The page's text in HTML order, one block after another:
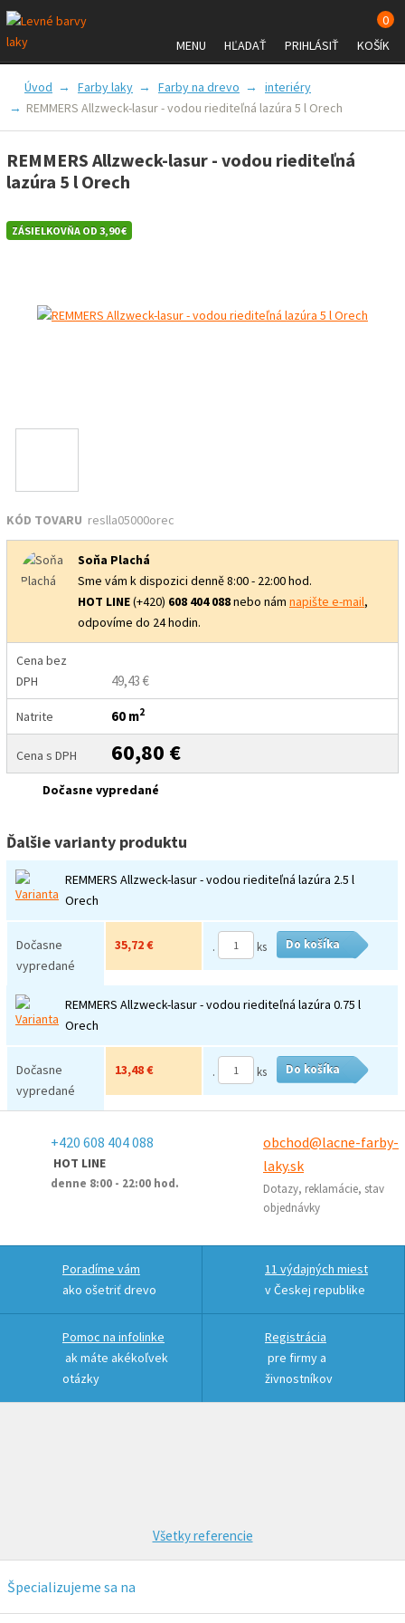
KOŠÍK
0
PRIHLÁSIŤ
HĽADAŤ
MENU
FARBY A LAKY PRÍSLUŠENSTVO
Úvod Farby laky Farby na drevo
interiéry
REMMERS Allzweck-lasur - vodou riediteľná lazúra 5 l Orech
REMMERS Allzweck-lasur - vodou riediteľná
lazúra 5 l Orech
ZÁSIELKOVŇA OD 3,90 €
KÓD TOVARU reslla05000orec
Soňa Plachá
Sme vám k dispozici denně 8:00 - 22:00 hod.
HOT LINE(+420) 608 404 088nebo nám napište e-mail,
odpovíme do 24 hodin.
Cena bez
DPH
49,43 €
Natrite 60 m2
Cena s DPH 60,80 €
Dočasne vypredané
Ďalšie varianty produktu
REMMERS Allzweck-lasur - vodou riediteľná lazúra 2.5 l
Orech
Dočasne
vypredané
35,72 € . ks Do košíka
REMMERS Allzweck-lasur - vodou riediteľná lazúra 0.75 l
Orech
Dočasne
vypredané
13,48 € . ks Do košíka
+420 608 404 088
HOT LINE
denne 8:00 - 22:00 hod.
obchod@lacne-farby-
laky.sk
Dotazy, reklamácie, stav
objednávky
Poradíme vám
ako ošetriť drevo
11 výdajných miest
v Českej republike
Pomoc na infolinke
ak máte akékoľvek
otázky
Registrácia
pre firmy a
živnostníkov
Všetky referencie
Špecializujeme sa na